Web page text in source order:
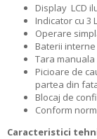
Display LCD
Indicator cu 3
Operare
Baterii
Tara
Picioare de
partea din
Blocaj de
Conform
Caracteristici